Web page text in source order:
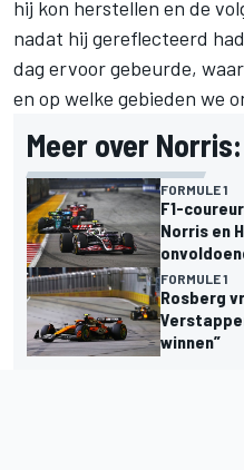
hij kon herstellen en de
nadat hij gereflecteerd
dag ervoor gebeurde,
en op welke gebieden we
Meer over Norris:
FORMULE 1
F1-
Norris en
FORMULE 1
Rosberg
winnen”